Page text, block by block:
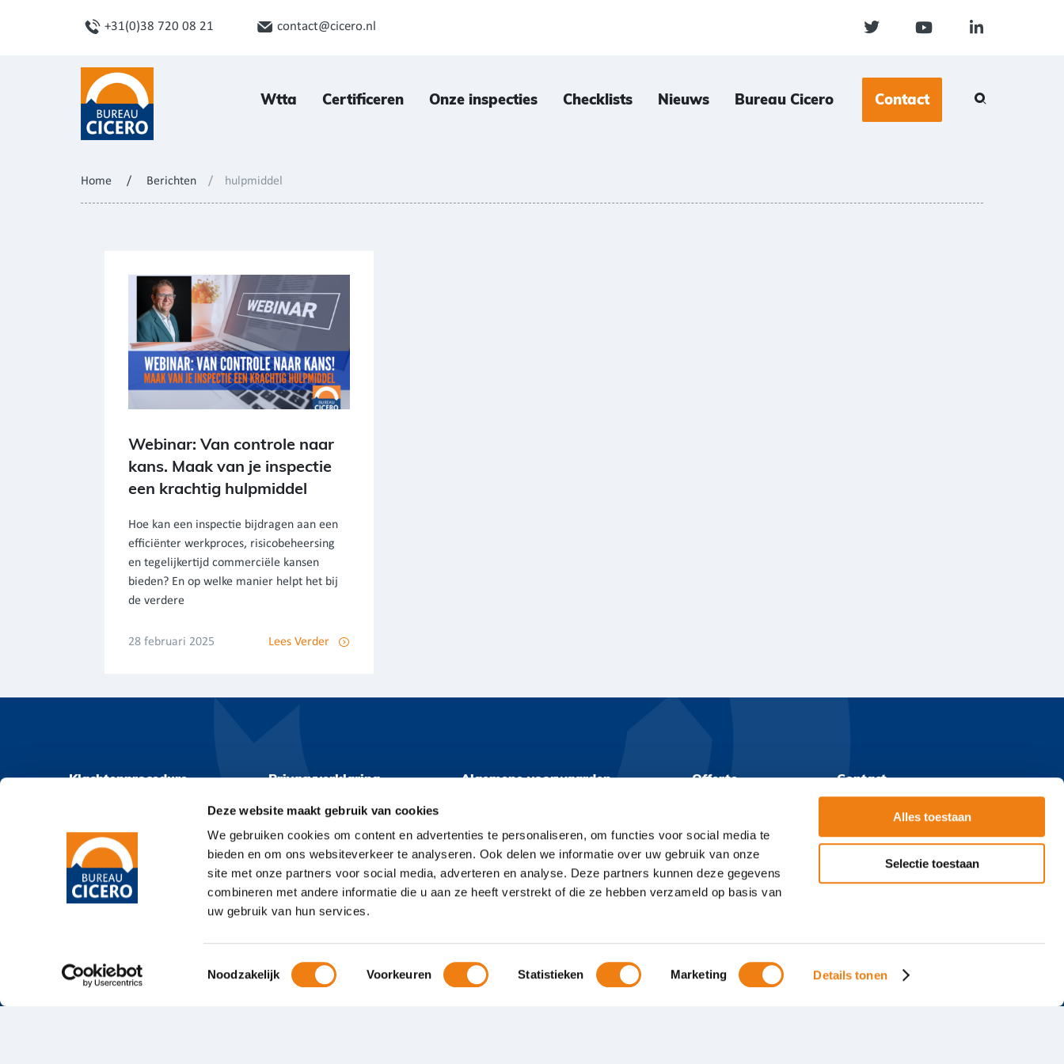
Deze website maakt gebruik van cookies
We gebruiken cookies om content en advertenties te personaliseren, om functies voor social media te
bieden en om ons websiteverkeer te analyseren. Ook delen we informatie over uw gebruik van onze
site met onze partners voor social media, adverteren en analyse. Deze partners kunnen deze gegevens
combineren met andere informatie die u aan ze heeft verstrekt of die ze hebben verzameld op basis van
uw gebruik van hun services.
Toestemmingsselectie
Noodzakelijk Voorkeuren Statistieken Marketing Details tonen
Alles toestaan
Selectie toestaan
+31(0)38 720 08 21 contact@cicero.nl
Wtta Certificeren Onze inspecties Checklists Nieuws Bureau Cicero Contact
Home / Berichten / hulpmiddel
Webinar: Van controle naar
kans. Maak van je inspectie
een krachtig hulpmiddel
Hoe kan een inspectie bijdragen aan een
efficiënter werkproces, risicobeheersing
en tegelijkertijd commerciële kansen
bieden? En op welke manier helpt het bij
de verdere
28 februari 2025 Lees Verder
Klachtenprocedure Privacyverklaring Algemene voorwaarden Offerte Contact
Hoofdveste 10
+31(0)38 720 08 21